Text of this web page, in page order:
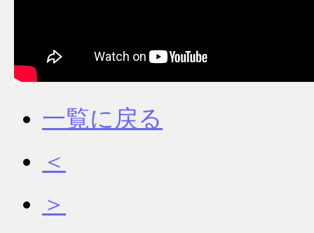
一覧に戻る
＜
＞